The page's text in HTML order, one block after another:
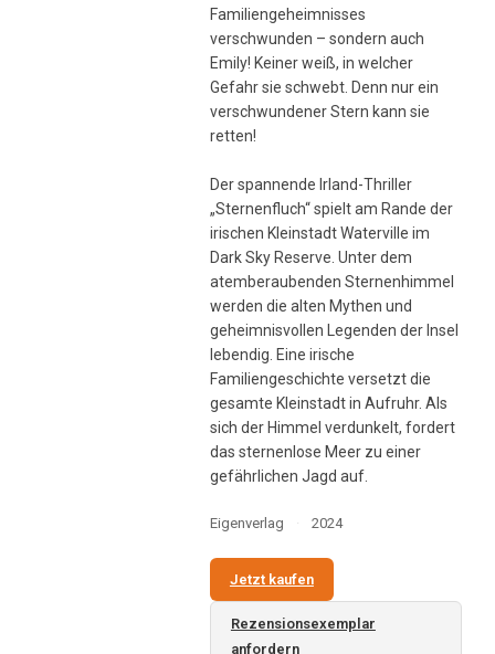
Familiengeheimnisses
verschwunden – sondern auch
Emily! Keiner weiß, in welcher
Gefahr sie schwebt. Denn nur ein
verschwundener Stern kann sie
retten!
Der spannende Irland-Thriller
„Sternenfluch“ spielt am Rande der
irischen Kleinstadt Waterville im
Dark Sky Reserve. Unter dem
atemberaubenden Sternenhimmel
werden die alten Mythen und
geheimnisvollen Legenden der Insel
lebendig. Eine irische
Familiengeschichte versetzt die
gesamte Kleinstadt in Aufruhr. Als
sich der Himmel verdunkelt, fordert
das sternenlose Meer zu einer
gefährlichen Jagd auf.
Eigenverlag · 2024
Jetzt kaufen
Rezensionsexemplar
anfordern